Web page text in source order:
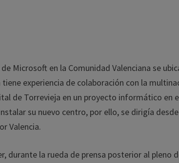
Microsoft en la Comunidad Valenciana se
experiencia de colaboración con la
de Torrevieja en un proyecto informático en
su nuevo centro, por ello, se dirigía
Valencia.
durante la rueda de prensa posterior al pleno